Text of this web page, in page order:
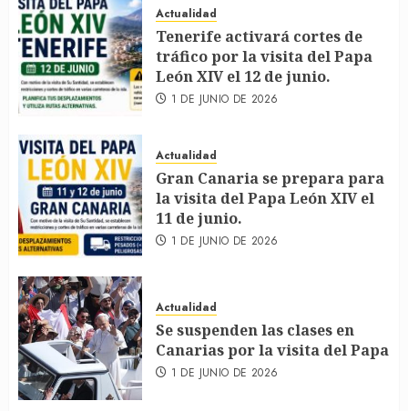
Actualidad
Tenerife activará cortes de
tráfico por la visita del Papa
León XIV el 12 de junio.
1 DE JUNIO DE 2026
Actualidad
Gran Canaria se prepara para
la visita del Papa León XIV el
11 de junio.
1 DE JUNIO DE 2026
Actualidad
Se suspenden las clases en
Canarias por la visita del Papa
1 DE JUNIO DE 2026